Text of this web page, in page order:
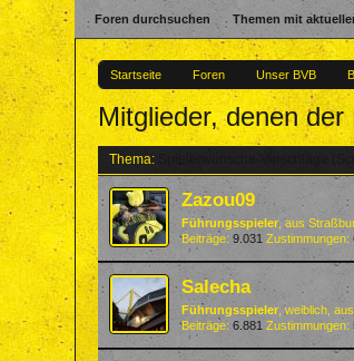
Startseite Foren Unser BVB
Mitglieder, denen
Thema:
Zazou09
Führungsspieler ,aus
Beiträge: 9.031 Zustimmungen:
Salecha
Führungsspieler , weiblich,aus
Beiträge: 6.881 Zustimmungen:
Foren durchsuchen Themen mit